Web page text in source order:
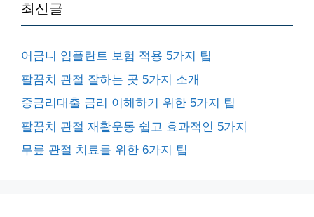
최신글
어금니 임플란트 보험 적용 5가지 팁
팔꿈치 관절 잘하는 곳 5가지 소개
중금리대출 금리 이해하기 위한 5가지 팁
팔꿈치 관절 재활운동 쉽고 효과적인 5가지
무릎 관절 치료를 위한 6가지 팁